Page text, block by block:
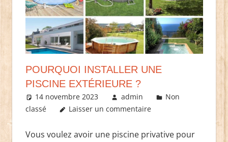
POURQUOI INSTALLER UNE
PISCINE EXTÉRIEURE ?
14 novembre 2023 admin
Non
classé
Laisser un commentaire
Vous voulez avoir une piscine privative pour